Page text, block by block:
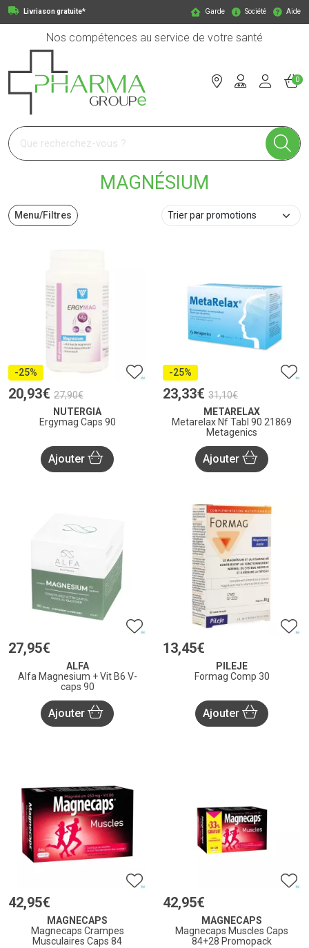
Livriason gratuite* Garde Société Aide
Nos compétences au service de votre santé
Pharmagroupe Votre pharmacie en ligne à votre service
0
MAGNÉSIUM
Menu/Filtres
-25%
20,93€ 27,90€
NUTERGIA
Ergymag Caps 90
Ajouter
-25%
23,33€ 31,10€
METARELAX
Metarelax Nf Tabl 90 21869
Metagenics
Ajouter
27,95€
ALFA
Alfa Magnesium + Vit B6 V-
caps 90
Ajouter
13,45€
PILEJE
Formag Comp 30
Ajouter
42,95€
MAGNECAPS
Magnecaps Crampes
Musculaires Caps 84
42,95€
MAGNECAPS
Magnecaps Muscles Caps
84+28 Promopack